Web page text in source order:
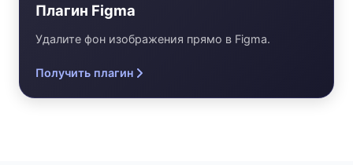
Плагин Figma
Удалите фон изображения прямо в Figma.
Получить плагин